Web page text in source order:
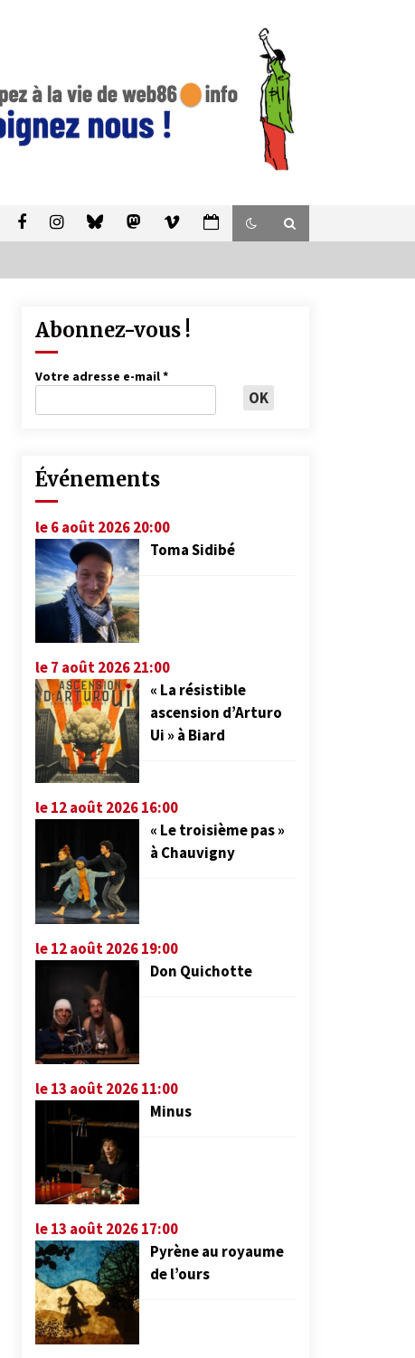
Abonnez-vous !
Votre adresse e-mail*
Événements
le 6 août 2026 20:00
Toma Sidibé
le 7 août 2026 21:00
« La résistible
ascension d’Arturo
Ui » à Biard
le 12 août 2026 16:00
« Le troisième pas »
à Chauvigny
le 12 août 2026 19:00
Don Quichotte
le 13 août 2026 11:00
Minus
le 13 août 2026 17:00
Pyrène au royaume
de l’ours